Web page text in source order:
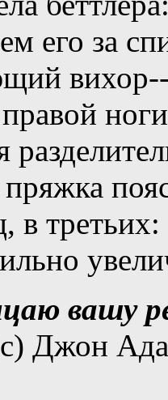
его за
в
вашу
Джон